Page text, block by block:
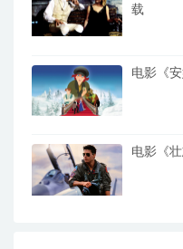
载
电影《
电影《